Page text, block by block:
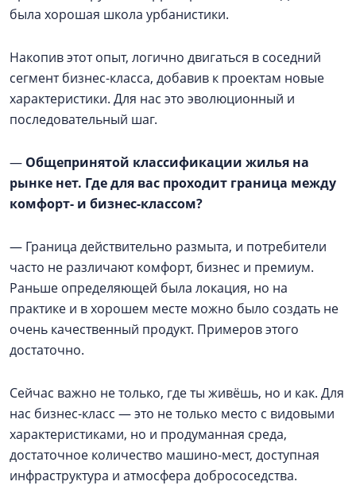
была хорошая школа урбанистики.
Накопив этот опыт, логично двигаться в соседний
сегмент бизнес-класса, добавив к проектам новые
характеристики. Для нас это эволюционный и
последовательный шаг.
— Общепринятой классификации жилья на
рынке нет. Где для вас проходит граница между
комфорт- и бизнес-классом?
— Граница действительно размыта, и потребители
часто не различают комфорт, бизнес и премиум.
Раньше определяющей была локация, но на
практике и в хорошем месте можно было создать не
очень качественный продукт. Примеров этого
достаточно.
Сейчас важно не только, где ты живёшь, но и как. Для
нас бизнес-класс — это не только место с видовыми
характеристиками, но и продуманная среда,
достаточное количество машино-мест, доступная
инфраструктура и атмосфера добрососедства.